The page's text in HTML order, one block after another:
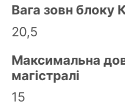
Вага зовн блоку
20,5
Максимальна
магістралі
15